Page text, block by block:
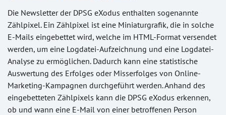
Die Newsletter der DPSG eXodus enthalten sogenannte
Zählpixel. Ein Zählpixel ist eine Miniaturgrafik, die in solche
E-Mails eingebettet wird, welche im HTML-Format versendet
werden, um eine Logdatei-Aufzeichnung und eine Logdatei-
Analyse zu ermöglichen. Dadurch kann eine statistische
Auswertung des Erfolges oder Misserfolges von Online-
Marketing-Kampagnen durchgeführt werden. Anhand des
eingebetteten Zählpixels kann die DPSG eXodus erkennen,
ob und wann eine E-Mail von einer betroffenen Person